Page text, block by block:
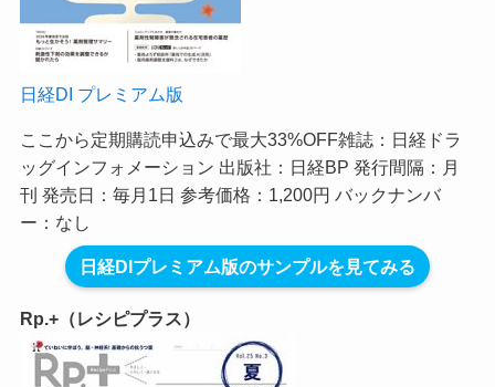
日経DI プレミアム版
ここから定期購読申込みで最大33%OFF雑誌：日経ドラ
ッグインフォメーション 出版社：日経BP 発行間隔：月
刊 発売日：毎月1日 参考価格：1,200円 バックナンバ
ー：なし
日経DIプレミアム版のサンプルを見てみる
Rp.+（レシピプラス）